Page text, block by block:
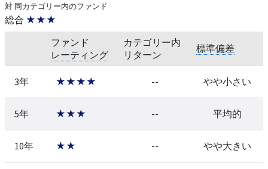
対 同カテゴリー内のファンド
総合 ★★★
ファンド
レーティング
カテゴリー内
リターン
標準偏差
3年 ★★★★ -- やや小さい
5年 ★★★ -- 平均的
10年 ★★ -- やや大きい